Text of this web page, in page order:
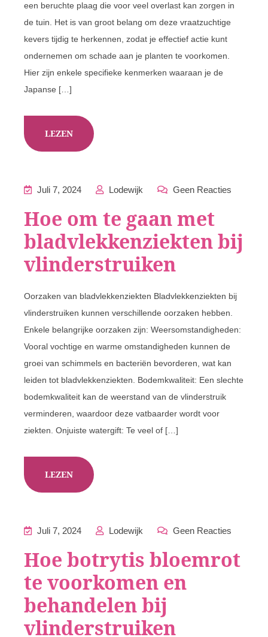
een beruchte plaag die voor veel overlast kan zorgen in
de tuin. Het is van groot belang om deze vraatzuchtige
kevers tijdig te herkennen, zodat je effectief actie kunt
ondernemen om schade aan je planten te voorkomen.
Hier zijn enkele specifieke kenmerken waaraan je de
Japanse […]
LEZEN
Juli 7, 2024 Lodewijk Geen Reacties
Hoe om te gaan met
bladvlekkenziekten bij
vlinderstruiken
Oorzaken van bladvlekkenziekten Bladvlekkenziekten bij
vlinderstruiken kunnen verschillende oorzaken hebben.
Enkele belangrijke oorzaken zijn: Weersomstandigheden:
Vooral vochtige en warme omstandigheden kunnen de
groei van schimmels en bacteriën bevorderen, wat kan
leiden tot bladvlekkenziekten. Bodemkwaliteit: Een slechte
bodemkwaliteit kan de weerstand van de vlinderstruik
verminderen, waardoor deze vatbaarder wordt voor
ziekten. Onjuiste watergift: Te veel of […]
LEZEN
Juli 7, 2024 Lodewijk Geen Reacties
Hoe botrytis bloemrot
te voorkomen en
behandelen bij
vlinderstruiken